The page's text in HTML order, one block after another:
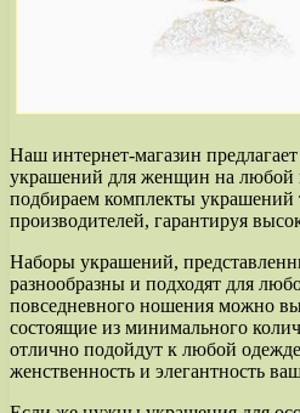
Наш интернет-магазин
украшений для женщин на
подбираем комплекты украшений
производителей, гарантируя
Наборы украшений,
разнообразны и подходят для
повседневного ношения можно
состоящие из минимального
отлично подойдут к любой
женственность и элегантность